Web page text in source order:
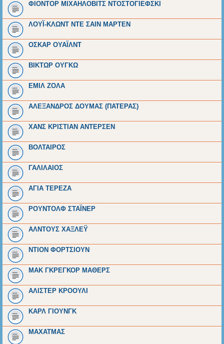
ΦΙΟΝΤΟΡ ΜΙΧΑΗΛΟΒΙΤΣ ΝΤΟΣΤΟΓΙΕΦΣΚΙ
ΛΟΥΪ-ΚΛΩΝΤ ΝΤΕ ΣΑΙΝ ΜΑΡΤΕΝ
ΟΣΚΑΡ ΟΥΑΪΛΝΤ
ΒΙΚΤΩΡ ΟΥΓΚΩ
ΕΜΙΛ ΖΟΛΑ
ΑΛΕΞΑΝΔΡΟΣ ΔΟΥΜΑΣ (ΠΑΤΕΡΑΣ)
ΧΑΝΣ ΚΡΙΣΤΙΑΝ ΑΝΤΕΡΣΕΝ
ΒΟΛΤΑΙΡΟΣ
ΓΑΛΙΛΑΙΟΣ
ΑΓΙΑ ΤΕΡΕΖΑ
ΡΟΥΝΤΟΛΦ ΣΤΑΪΝΕΡ
ΑΛΝΤΟΥΣ ΧΑΞΛΕΫ
ΝΤΙΟΝ ΦΟΡΤΣΙΟΥΝ
ΜΑΚ ΓΚΡΕΓΚΟΡ ΜΑΘΕΡΣ
ΑΛΙΣΤΕΡ ΚΡΟΟΥΛΙ
ΚΑΡΛ ΓΙΟΥΝΓΚ
ΜΑΧΑΤΜΑΣ